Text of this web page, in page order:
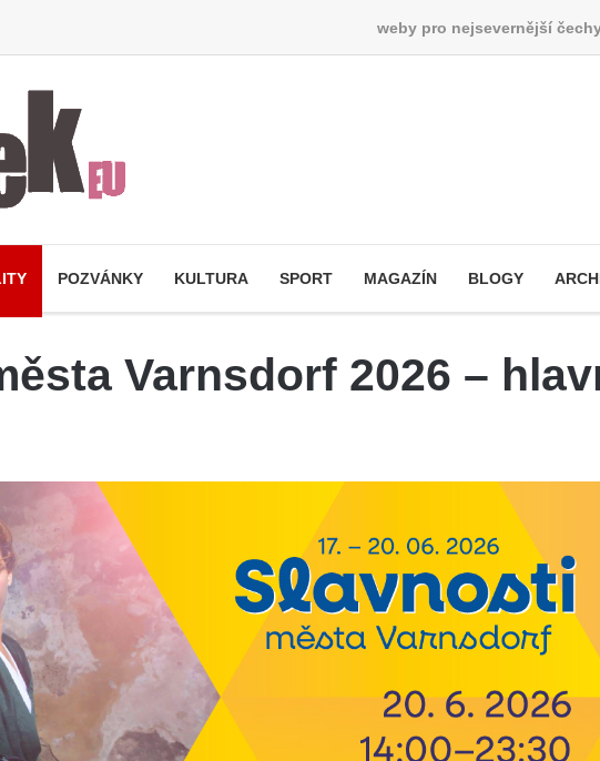
weby pro nejsevernější
POZVÁNKY KULTURA SPORT MAGAZÍN BLOGY
Varnsdorf 2026 –